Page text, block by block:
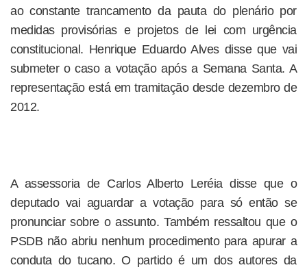
ao constante trancamento da pauta do plenário por
medidas provisórias e projetos de lei com urgência
constitucional. Henrique Eduardo Alves disse que vai
submeter o caso a votação após a Semana Santa. A
representação está em tramitação desde dezembro de
2012.
A assessoria de Carlos Alberto Leréia disse que o
deputado vai aguardar a votação para só então se
pronunciar sobre o assunto. Também ressaltou que o
PSDB não abriu nenhum procedimento para apurar a
conduta do tucano. O partido é um dos autores da